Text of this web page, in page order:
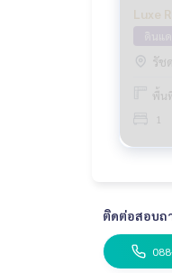
Luxe
รัช
พื้น
1
ติดต่อสอบถ